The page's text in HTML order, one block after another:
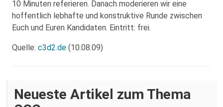
10 Minuten referieren. Danach moderieren wir eine
hoffentlich lebhafte und konstruktive Runde zwischen
Euch und Euren Kandidaten. Eintritt: frei.
Quelle: c3d2.de (10.08.09)
Neueste Artikel zum Thema